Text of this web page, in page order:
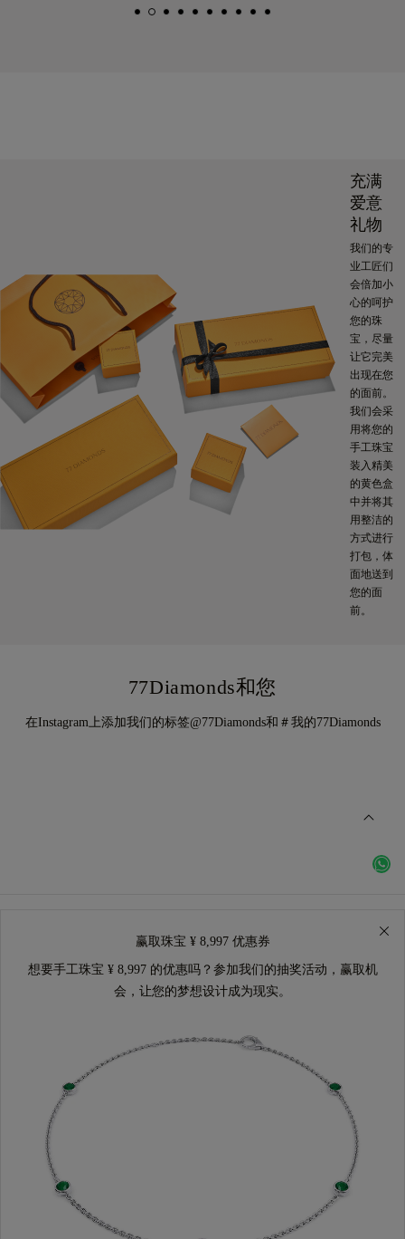
充满
爱意
礼物
我们的专
业工匠们
会倍加小
心的呵护
您的珠
宝，尽量
让它完美
出现在您
的面前。
我们会采
用将您的
手工珠宝
装入精美
的黄色盒
中并将其
用整洁的
方式进行
打包，体
面地送到
您的面
前。
77Diamonds和您
在Instagram上添加我们的标签@77Diamonds和＃我的77Diamonds
赢取珠宝 ¥ 8,997 优惠券
想要手工珠宝 ¥ 8,997 的优惠吗？参加我们的抽奖活动，赢取机
会，让您的梦想设计成为现实。